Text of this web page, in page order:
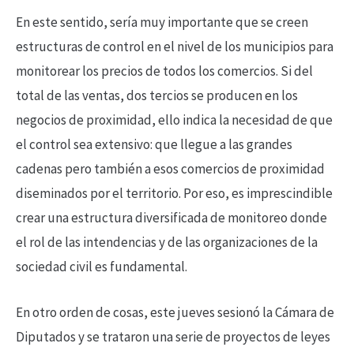
En este sentido, sería muy importante que se creen
estructuras de control en el nivel de los municipios para
monitorear los precios de todos los comercios. Si del
total de las ventas, dos tercios se producen en los
negocios de proximidad, ello indica la necesidad de que
el control sea extensivo: que llegue a las grandes
cadenas pero también a esos comercios de proximidad
diseminados por el territorio. Por eso, es imprescindible
crear una estructura diversificada de monitoreo donde
el rol de las intendencias y de las organizaciones de la
sociedad civil es fundamental.
En otro orden de cosas, este jueves sesionó la Cámara de
Diputados y se trataron una serie de proyectos de leyes